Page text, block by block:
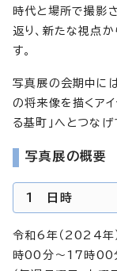
時代と場所で撮影
返り、新たな視点
す。
写真展の会期中に
の将来像を描くア
る基町」へとつなげ
写真展の概要
1 日時
令和6年（2024年
時00分～17時00